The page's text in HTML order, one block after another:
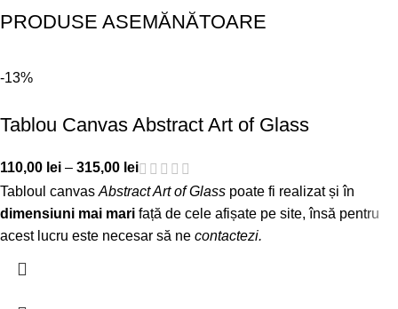
PRODUSE ASEMĂNĂTOARE
-13%
Tablou Canvas Abstract Art of Glass
110,00 lei – 315,00 lei
Tabloul canvas Abstract Art of Glass poate fi realizat și în
dimensiuni mai mari față de cele afișate pe site, însă pentru
acest lucru este necesar să ne contactezi.